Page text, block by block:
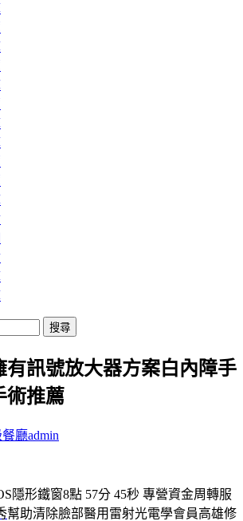
有訊號放大器方案白內障手
術推薦
餐廳admin
隱形鐵窗8點 57分 45秒 專營資金周轉服
幫助清除臉部醫用雷射光電學會員高雄修